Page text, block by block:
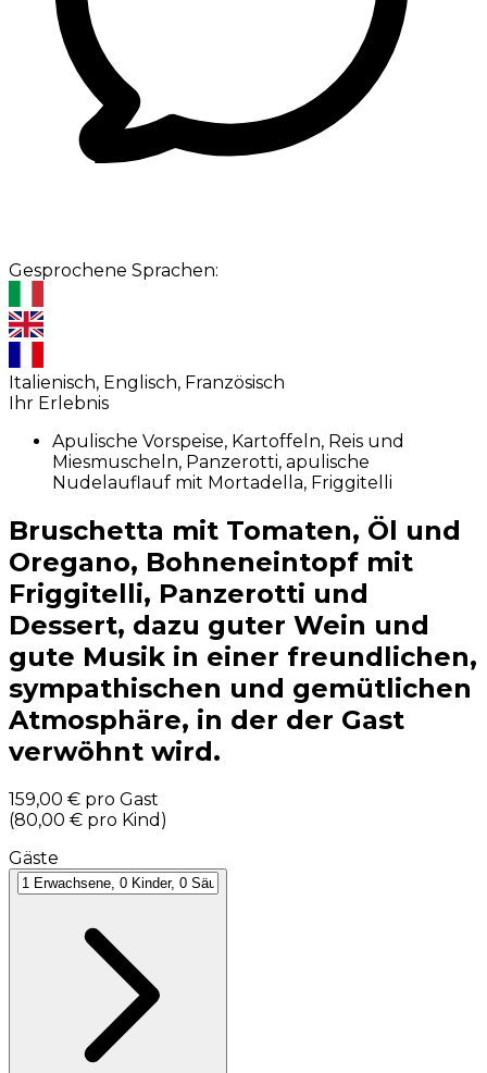
Gesprochene Sprachen:
Italienisch, Englisch, Französisch
Ihr Erlebnis
Apulische Vorspeise, Kartoffeln, Reis und
Miesmuscheln, Panzerotti, apulische
Nudelauflauf mit Mortadella, Friggitelli
Bruschetta mit Tomaten, Öl und
Oregano, Bohneneintopf mit
Friggitelli, Panzerotti und
Dessert, dazu guter Wein und
gute Musik in einer freundlichen,
sympathischen und gemütlichen
Atmosphäre, in der der Gast
verwöhnt wird.
159,00 € pro Gast
(80,00 € pro Kind )
Gäste